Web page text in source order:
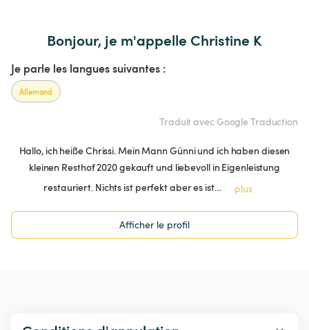
Bonjour, je m'appelle Christine K
Je parle les langues suivantes :
Allemand
Traduit avec Google Traduction
Hallo, ich heiße Chrissi. Mein Mann Günni und ich haben diesen
kleinen Resthof 2020 gekauft und liebevoll in Eigenleistung
restauriert. Nichts ist perfekt aber es ist…
plus
Afficher le profil